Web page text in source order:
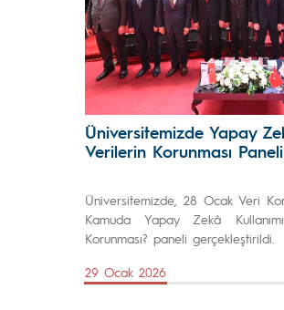
Üniversitemizde Yapay
Verilerin Korunması
Üniversitemizde, 28 Ocak Veri
Kamuda Yapay Zekâ
Korunması? paneli gerçekleştirildi.
29 Ocak 2026